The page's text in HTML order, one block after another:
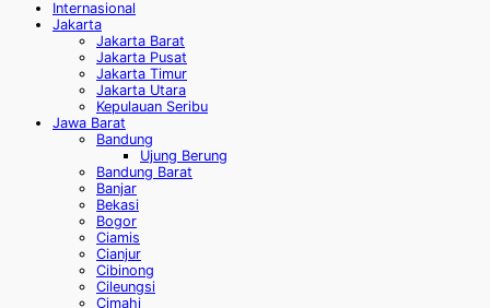
Internasional
Jakarta
Jakarta Barat
Jakarta Pusat
Jakarta Timur
Jakarta Utara
Kepulauan Seribu
Jawa Barat
Bandung
Ujung Berung
Bandung Barat
Banjar
Bekasi
Bogor
Ciamis
Cianjur
Cibinong
Cileungsi
Cimahi